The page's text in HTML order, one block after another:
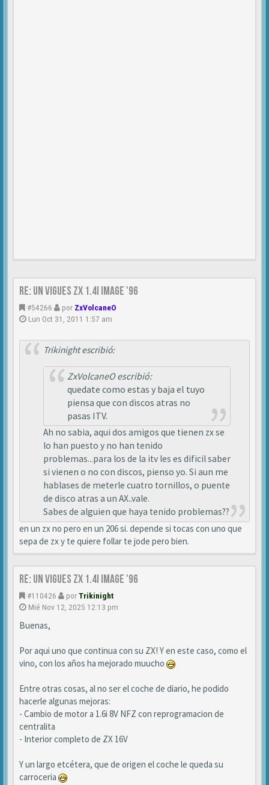
Re: Un vigues ZX 1.4i IMAGE '96
#54266 por ZxVolcaneO
Lun Oct 31, 2011 1:57 am
Trikinight escribió:
ZxVolcaneO escribió:
quedate como estas y baja el tuyo
piensa que con discos atras no
pasas ITV.
Ah no sabia, aqui dos amigos que tienen zx se
lo han puesto y no han tenido
problemas...para los de la itv les es dificil saber
si vienen o no con discos, pienso yo. Si aun me
hablases de meterle cuatro tornillos, o puente
de disco atras a un AX..vale.
Sabes de alguien que haya tenido problemas??
en un zx no pero en un 206 si. depende si tocas con uno que
sepa de zx y te quiere follar te jode pero bien.
Re: Un vigues ZX 1.4i IMAGE '96
#110426 porTrikinight
Mié Nov 12, 2025 12:13 pm
Buenas,
Por aqui uno que continua con su ZX! Y en este caso, como el
vino, con los años ha mejorado muucho
Entre otras cosas, al no ser el coche de diario, he podido
hacerle algunas mejoras:
- Cambio de motor a 1.6i 8V NFZ con reprogramacion de
centralita
- Interior completo de ZX 16V
Y un largo etcétera, que de origen el coche le queda su
carroceria